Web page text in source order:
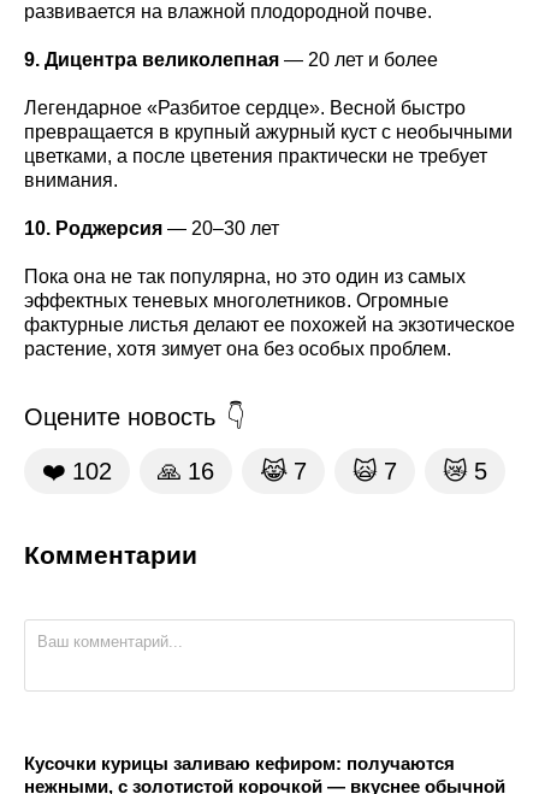
развивается на влажной плодородной почве.
9. Дицентра великолепная — 20 лет и более
Легендарное «Разбитое сердце». Весной быстро
превращается в крупный ажурный куст с необычными
цветками, а после цветения практически не требует
внимания.
10. Роджерсия — 20–30 лет
Пока она не так популярна, но это один из самых
эффектных теневых многолетников. Огромные
фактурные листья делают ее похожей на экзотическое
растение, хотя зимует она без особых проблем.
Оцените новость
❤️ 102 🙏 16 😹 7 🙀 7 😿 5
Комментарии
Кусочки курицы заливаю кефиром: получаются
нежными, с золотистой корочкой — вкуснее обычной